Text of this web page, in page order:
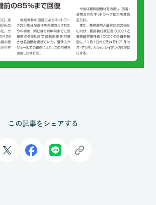
この記事をシェアする